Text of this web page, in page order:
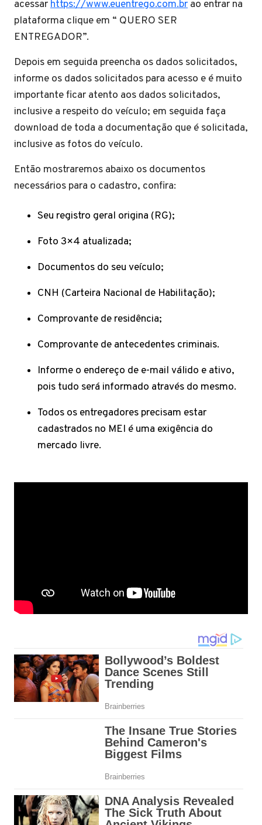
acessarhttps://www.euentrego.com.br ao entrar na
plataforma clique em “ QUERO SER
ENTREGADOR”.
Depois em seguida preencha os dados solicitados,
informe os dados solicitados para acesso e é muito
importante ficar atento aos dados solicitados,
inclusive a respeito do veículo; em seguida faça
download de toda a documentação que é solicitada,
inclusive as fotos do veículo.
Então mostraremos abaixo os documentos
necessários para o cadastro, confira:
Seu registro geral origina (RG);
Foto 3×4 atualizada;
Documentos do seu veículo;
CNH (Carteira Nacional de Habilitação);
Comprovante de residência;
Comprovante de antecedentes criminais.
Informe o endereço de e-mail válido e ativo,
pois tudo será informado através do mesmo.
Todos os entregadores precisam estar
cadastrados no MEI é uma exigência do
mercado livre.